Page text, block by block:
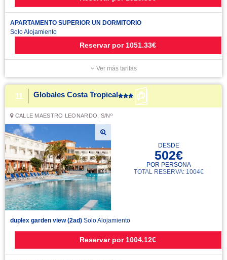
APARTAMENTO SUPERIOR UN DORMITORIO
Solo Alojamiento
Reservar por 1051.33€
Ver más tarifas
11 Globales Costa Tropical
CALLE MAESTRO LEONARDO, S/Nº
DESDE
502€
POR PERSONA
TOTAL RESERVA: 1004€
duplex garden view (2ad) Solo Alojamiento
Reservar por 1004.12€